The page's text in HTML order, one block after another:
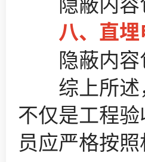
八、直埋
隐蔽内容
综上所述
不仅是工程
员应严格按